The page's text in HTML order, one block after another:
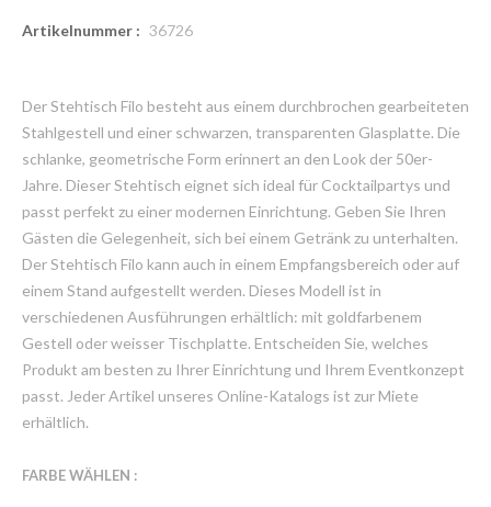
Artikelnummer : 36726
Der Stehtisch Filo besteht aus einem durchbrochen gearbeiteten
Stahlgestell und einer schwarzen, transparenten Glasplatte. Die
schlanke, geometrische Form erinnert an den Look der 50er-
Jahre. Dieser Stehtisch eignet sich ideal für Cocktailpartys und
passt perfekt zu einer modernen Einrichtung. Geben Sie Ihren
Gästen die Gelegenheit, sich bei einem Getränk zu unterhalten.
Der Stehtisch Filo kann auch in einem Empfangsbereich oder auf
einem Stand aufgestellt werden. Dieses Modell ist in
verschiedenen Ausführungen erhältlich: mit goldfarbenem
Gestell oder weisser Tischplatte. Entscheiden Sie, welches
Produkt am besten zu Ihrer Einrichtung und Ihrem Eventkonzept
passt. Jeder Artikel unseres Online-Katalogs ist zur Miete
erhältlich.
FARBE WÄHLEN :